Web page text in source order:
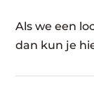
Als we een
dan kun je